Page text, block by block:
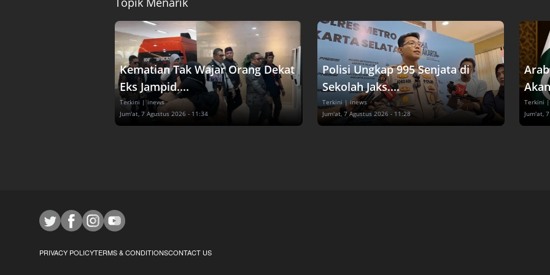
Kematian Tak Wajar Orang Dekat
Eks Jampid....
Terkini | inews
Jum'at, 7 Agustus 2026 - 11:34
Polisi Ungkap 995 Senjata di
Sekolah Jaks....
Terkini | inews
Jum'at, 7 Agustus 2026 - 11:28
Terkini |
Jum'at,
PRIVACY POLICYTERMS & CONDITIONSCONTACT US